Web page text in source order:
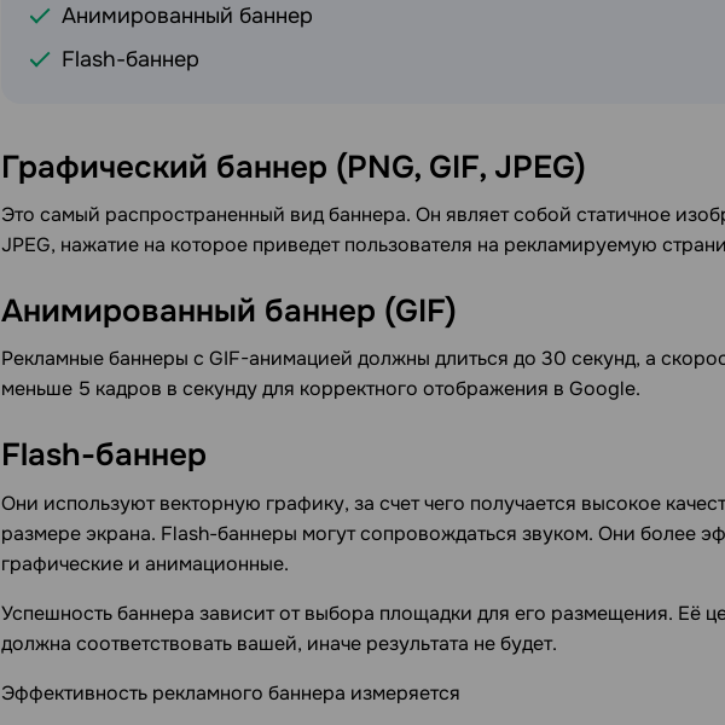
Анимированный баннер
Flash-баннер
Графический баннер (PNG, GIF, JPEG)
Это самый распространенный вид баннера. Он являет собой статичное
JPEG, нажатие на которое приведет пользователя на рекламируемую
Анимированный баннер (GIF)
Рекламные баннеры с GIF-анимацией должны длиться до 30 секунд, а
меньше 5 кадров в секунду для корректного отображения в Google.
Flash-баннер
Они используют векторную графику, за счет чего получается высокое
размере экрана. Flash-баннеры могут сопровождаться звуком. Они более
графические и анимационные.
Успешность баннера зависит от выбора площадки для его размещения. Её
должна соответствовать вашей, иначе результата не будет.
Эффективность рекламного баннера измеряется